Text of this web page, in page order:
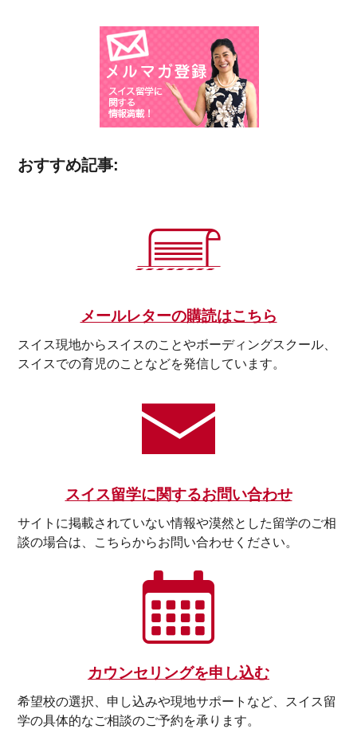
おすすめ記事:
メールレターの購読はこちら
スイス現地からスイスのことやボーディングスクール、
スイスでの育児のことなどを発信しています。
スイス留学に関するお問い合わせ
サイトに掲載されていない情報や漠然とした留学のご相
談の場合は、こちらからお問い合わせください。
カウンセリングを申し込む
希望校の選択、申し込みや現地サポートなど、スイス留
学の具体的なご相談のご予約を承ります。